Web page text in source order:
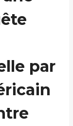
par